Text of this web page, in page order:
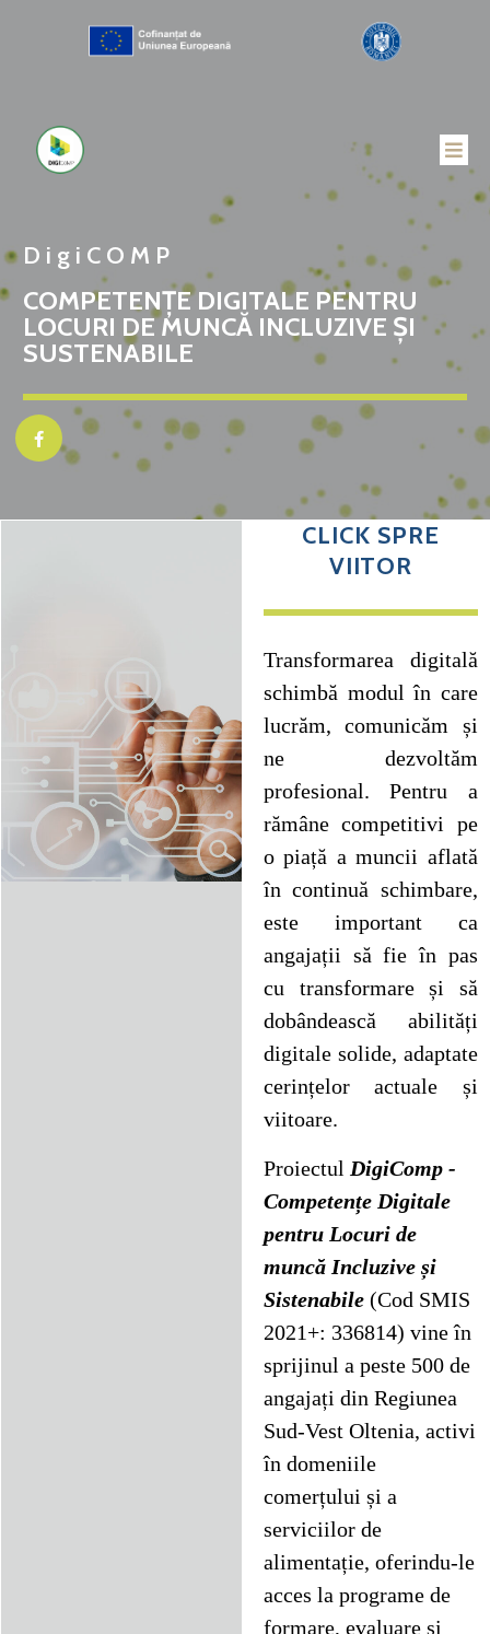
DigiCOMP
COMPETENȚE DIGITALE PENTRU
LOCURI DE MUNCĂ INCLUZIVE ȘI
SUSTENABILE
CLICK SPRE
VIITOR
Transformarea digitală
schimbă modul în care
lucrăm, comunicăm și
ne dezvoltăm
profesional. Pentru a
rămâne competitivi pe
o piață a muncii aflată
în continuă schimbare,
este important ca
angajații să fie în pas
cu transformare și să
dobândească abilități
digitale solide, adaptate
cerințelor actuale și
viitoare.
Proiectul DigiComp -
Competențe Digitale
pentru Locuri de
muncă Incluzive și
Sistenabile(Cod SMIS
2021+: 336814) vine în
sprijinul a peste 500 de
angajați din Regiunea
Sud-Vest Oltenia, activi
în domeniile
comerțului și a
serviciilor de
alimentație, oferindu-le
acces la programe de
formare, evaluare și